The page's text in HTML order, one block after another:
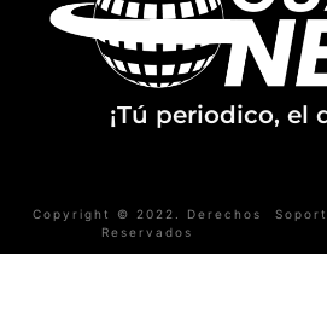
¡Tú periodico, el
Copyright © 2022. Derechos
Reservados